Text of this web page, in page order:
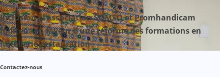
Inclusion : l’association SOMSO et Promhandicam
militent en faveur d’une réforme des formations en
hôtellerie-restauration
Contactez-nous